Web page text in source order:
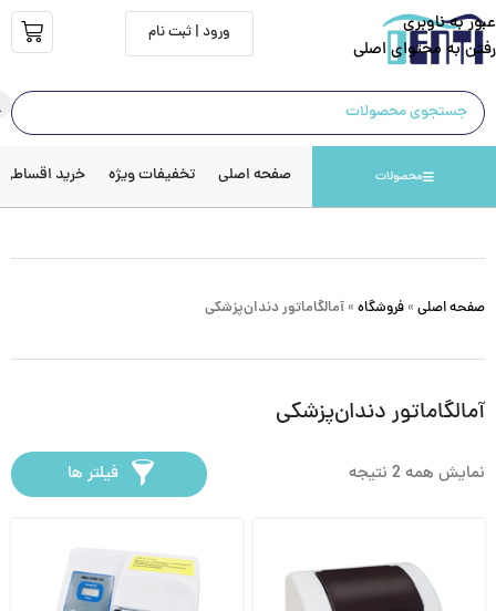
عبور به ناوبری
رفتن به محتوای اصلی
ورود | ثبت نام
محصولات صفحه اصلی تخفیفات ویژه خرید اقساطی
صفحه اصلی » فروشگاه » آمالگاماتور دندان‌پزشکی
آمالگاماتور دندان‌پزشکی
نمایش همه 2 نتیجه فیلتر ها